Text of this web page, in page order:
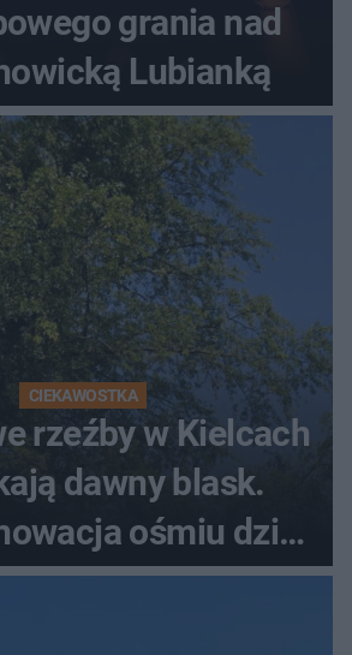
grania nad
Lubianką
CIEKAWOSTKA
rzeźby w Kielcach
dawny blask.
ośmiu dzieł
z lat 70.